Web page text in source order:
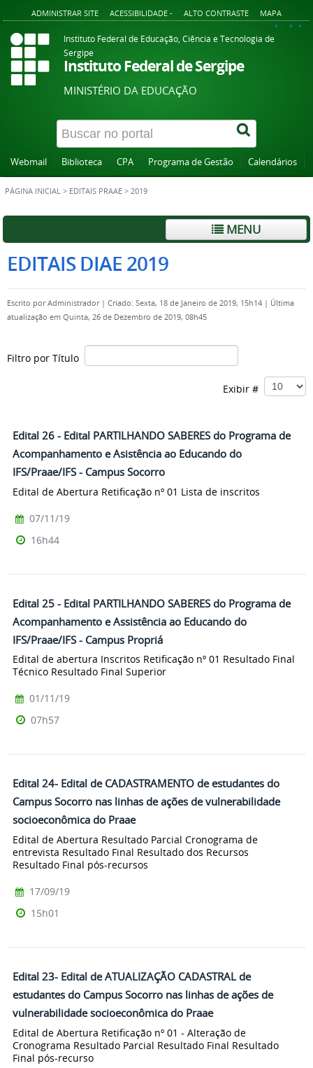
ADMINISTRAR SITE ACESSIBILIDADE - ALTO CONTRASTE MAPA
A+ A A-
Instituto Federal de Educação, Ciência e Tecnologia de
Sergipe
Instituto Federal de Sergipe
MINISTÉRIO DA EDUCAÇÃO
Webmail Biblioteca CPA Programa de Gestão Calendários
PÁGINA INICIAL > EDITAIS PRAAE > 2019
MENU
EDITAIS DIAE 2019
Escrito porAdministrador | Criado: Sexta, 18 de Janeiro de 2019, 15h14 | Última
atualização em Quinta, 26 de Dezembro de 2019, 08h45
Filtro por Título
Exibir #
Edital 26 - Edital PARTILHANDO SABERES do Programa de
Acompanhamento e Asistência ao Educando do
IFS/Praae/IFS - Campus Socorro
Edital de Abertura Retificação nº 01 Lista de inscritos
07/11/19
16h44
Edital 25 - Edital PARTILHANDO SABERES do Programa de
Acompanhamento e Assistência ao Educando do
IFS/Praae/IFS - Campus Propriá
Edital de abertura Inscritos Retificação nº 01 Resultado Final
Técnico Resultado Final Superior
01/11/19
07h57
Edital 24- Edital de CADASTRAMENTO de estudantes do
Campus Socorro nas linhas de ações de vulnerabilidade
socioeconômica do Praae
Edital de Abertura Resultado Parcial Cronograma de
entrevista Resultado Final Resultado dos Recursos
Resultado Final pós-recursos
17/09/19
15h01
Edital 23- Edital de ATUALIZAÇÃO CADASTRAL de
estudantes do Campus Socorro nas linhas de ações de
vulnerabilidade socioeconômica do Praae
Edital de Abertura Retificação nº 01 - Alteração de
Cronograma Resultado Parcial Resultado Final Resultado
Final pós-recurso